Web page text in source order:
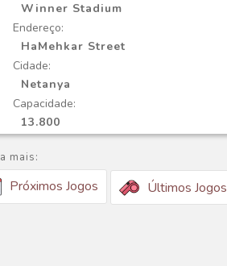
Winner Stadium
Endereço:
HaMehkar Street
Cidade:
Netanya
Capacidade:
13.800
mais:
Próximos Jogos Últimos Jogos